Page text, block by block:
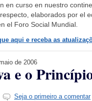
en curso en nuestro
elaborados por el
el Foro Social Mundial.
aqui e receba as
de 2006
e o
Seja o primeiro a comentar